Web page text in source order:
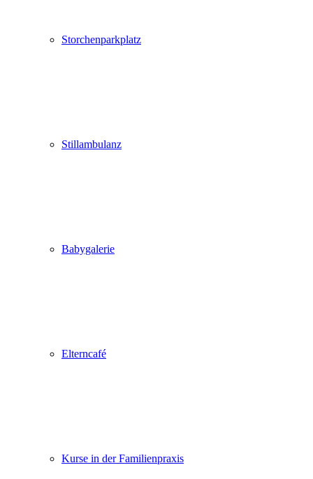
Storchenparkplatz
Stillambulanz
Babygalerie
Elterncafé
Kurse in der Familienpraxis